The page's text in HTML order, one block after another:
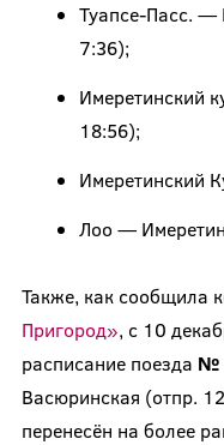
Туапсе-Пасс. —
7:36);
Имеретинский
18:56);
Имеретинский
Лоо —
Также, как сообщила
Пригород», с 10
расписание поезда №
Васюринская (отпр.
перенесён на более